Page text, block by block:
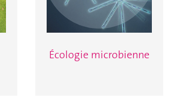
Écologie microbienne